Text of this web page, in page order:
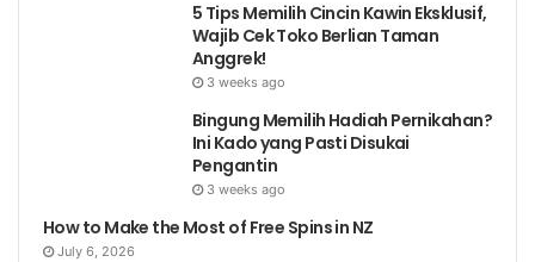
5 Tips Memilih Cincin Kawin Eksklusif,
Wajib Cek Toko Berlian Taman
Anggrek!
3 weeks ago
Bingung Memilih Hadiah Pernikahan?
Ini Kado yang Pasti Disukai
Pengantin
3 weeks ago
How to Make the Most of Free Spins in NZ
July 6, 2026